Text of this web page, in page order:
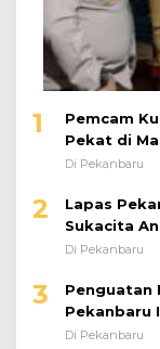
1
Pemcam
Pekat di
Di Pekanbaru
2
Lapas
Sukacita
Bantuan
Di Pekanbaru
3
Penguatan
Pekanbaru
Di Pekanbaru